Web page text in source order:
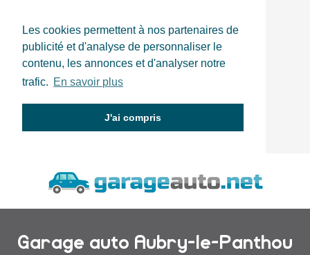
Les cookies permettent à nos partenaires de
publicité et d'analyse de personnaliser le
contenu, les annonces et d'analyser notre
trafic. En savoir plus
J'ai compris
Garage auto Aubry-le-Panthou